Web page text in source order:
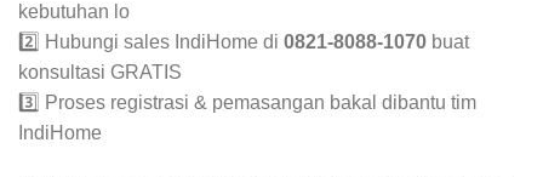
kebutuhan lo
2️⃣ Hubungi sales IndiHome di 0821-8088-1070 buat
konsultasi GRATIS
3️⃣ Proses registrasi & pemasangan bakal dibantu tim
IndiHome